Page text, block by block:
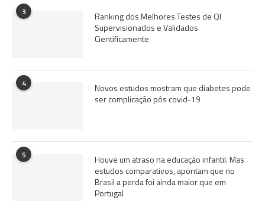
3
Ranking dos Melhores Testes de QI
Supervisionados e Validados
Cientificamente
4
Novos estudos mostram que diabetes pode
ser complicação pós covid-19
5
Houve um atraso na educação infantil. Mas
estudos comparativos, apontam que no
Brasil a perda foi ainda maior que em
Portugal